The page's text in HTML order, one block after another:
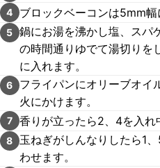
4 ブロックベーコンは5mm幅
5 鍋にお湯を沸かし塩、スパ
の時間通りゆでて湯切りを
に入れます。
6
フライパンにオリーブオイ
火にかけます。
7 香りが立ったら2、4を入れ
8
玉ねぎがしんなりしたら1
わせます。